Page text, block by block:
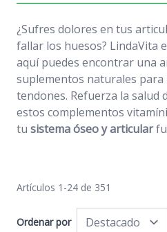
¿Sufres dolores en tus
fallar los huesos? LindaVita
aquí puedes encontrar una
suplementos naturales para
tendones. Refuerza la salud
estos complementos
tu sistema óseo y articular
Ordenar por
Artículos 1 -24 de 351